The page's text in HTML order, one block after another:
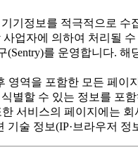
기정보를 적극적으로
업자에 의하여 처리될
를 운영합니다.
역을 포함한 모든 페이
별할 수 있는 정보를
서비스의 페이지에는
술 정보(IP·브라우저 정